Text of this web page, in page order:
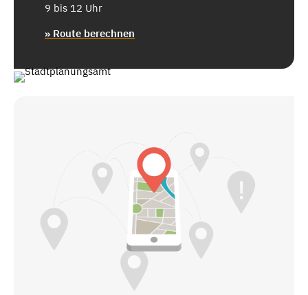
9 bis 12 Uhr
» Route berechnen